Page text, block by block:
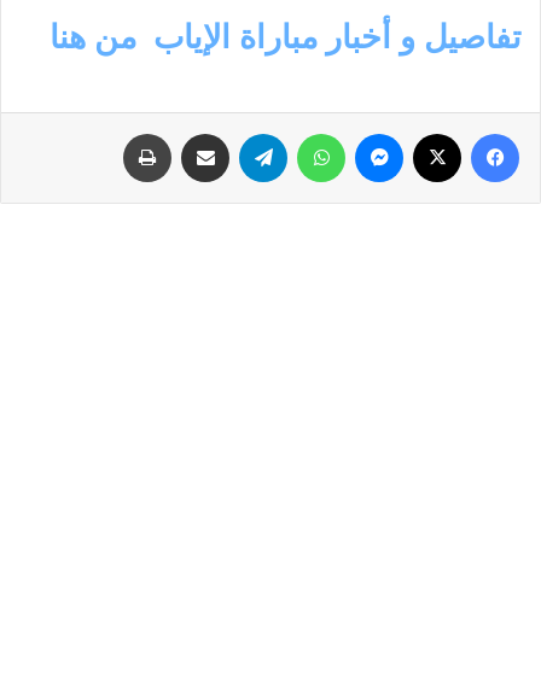
تفاصيل و أخبار مباراة الإياب من هنا